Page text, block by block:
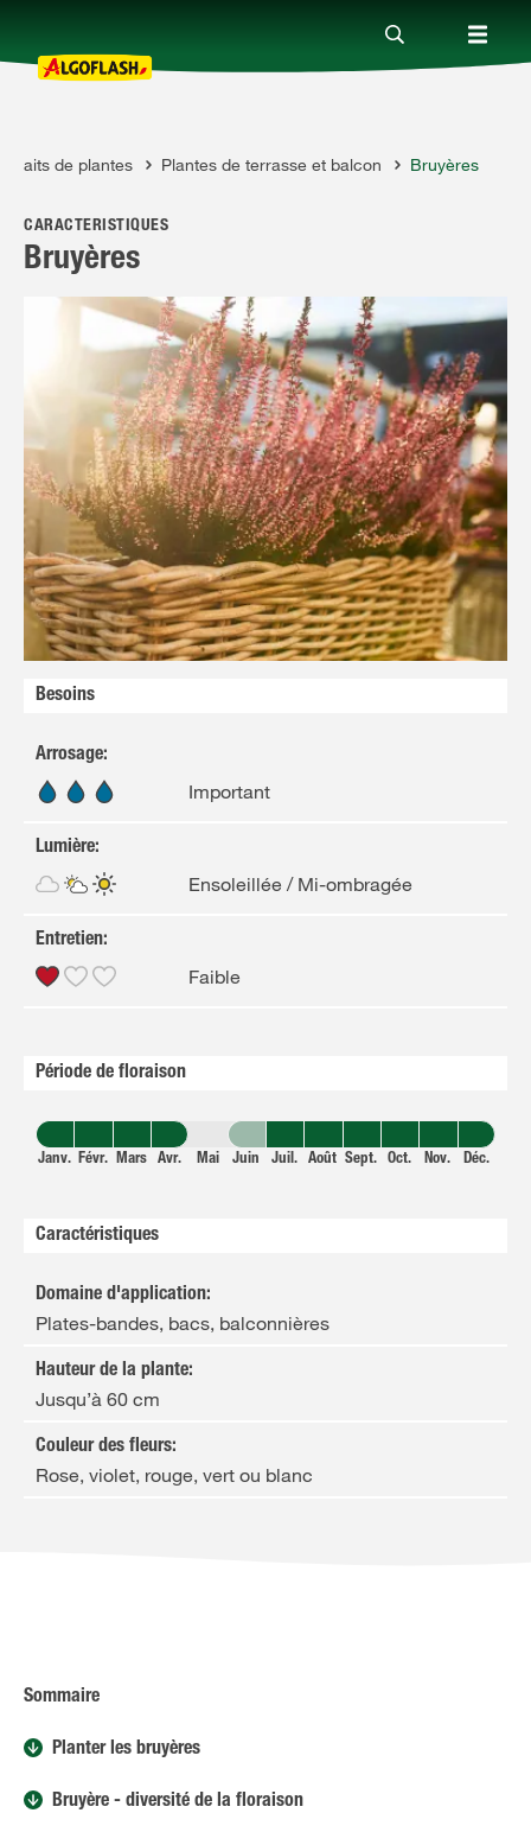
Nos produits
Conseils
Qui sommes-nous ?
Promotions
de plantes Plantes de terrasse et balcon Bruyères
CARACTÉRISTIQUES
Bruyères
Besoins
Arrosage:
Important
Lumière:
Ensoleillée / Mi-ombragée
Entretien:
Faible
Période de floraison
Janv. Févr. Mars Avr. Mai Juin Juil. Août Sept. Oct. Nov. Déc.
Caractéristiques
Domaine d'application:
Plates-bandes, bacs, balconnières
Hauteur de la plante:
Jusqu’à 60 cm
Couleur des fleurs:
Rose, violet, rouge, vert ou blanc
Sommaire
Planter les bruyères
Bruyère - diversité de la floraison